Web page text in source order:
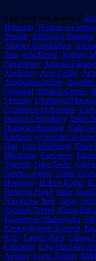
This entry was posted in
Израиле, Туризм,
Shustin, Abbasova Narmina,
Aleksey Kondrashov,
Trus, Alla David, Andrew
Zagrebelny, Arianna
Apolonov, Aviv Celine,
Azerbaijan Airline, Beautiul
Osterlind, Biblical Greece,
Vezzany, Chabad of Masada
Commerce of Brindisi,
Deepak Choudhary, Diem
Domican Republic, Egle
Embassy of Sweden in Israel
Dan, Erez Heilbrunn, Erika
Merguzov, Executive,
Tourism, Gina Tesler,
Grodno region, Guide
Hopaway, Hubert Koper,
Between Hotel, India, Inga
Nissanova, Italy, Japan,
Joymark Travel, Karen
Katsiaryna Aliakseyeva,
Kosice Region Tourism,
Kyiv, Lauren Pace, Liliana
Lithuania, Liya Margalit
Airlines, Lucie Trottier,